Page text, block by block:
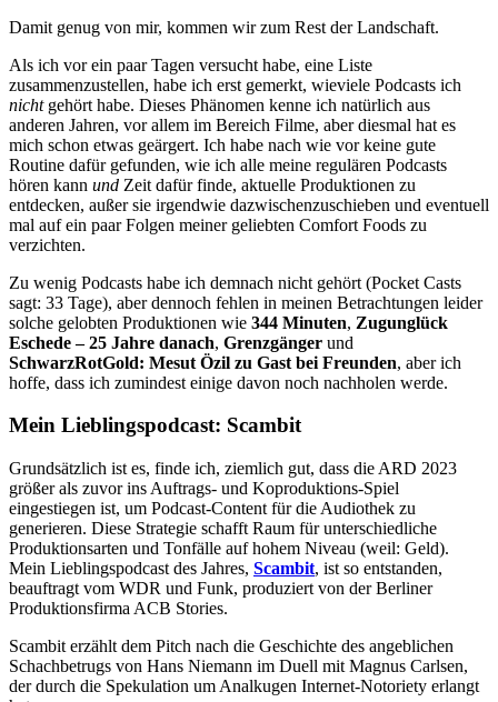
Damit genug von mir, kommen wir zum Rest der Landschaft.
Als ich vor ein paar Tagen versucht habe, eine Liste
zusammenzustellen, habe ich erst gemerkt, wieviele Podcasts ich
nichtgehört habe. Dieses Phänomen kenne ich natürlich aus
anderen Jahren, vor allem im Bereich Filme, aber diesmal hat es
mich schon etwas geärgert. Ich habe nach wie vor keine gute
Routine dafür gefunden, wie ich alle meine regulären Podcasts
hören kann und Zeit dafür finde, aktuelle Produktionen zu
entdecken, außer sie irgendwie dazwischenzuschieben und eventuell
mal auf ein paar Folgen meiner geliebten Comfort Foods zu
verzichten.
Zu wenig Podcasts habe ich demnach nicht gehört (Pocket Casts
sagt: 33 Tage), aber dennoch fehlen in meinen Betrachtungen leider
solche gelobten Produktionen wie 344 Minuten, Zugunglück
Eschede – 25 Jahre danach, Grenzgänger und
SchwarzRotGold: Mesut Özil zu Gast bei Freunden, aber ich
hoffe, dass ich zumindest einige davon noch nachholen werde.
Mein Lieblingspodcast: Scambit
Grundsätzlich ist es, finde ich, ziemlich gut, dass die ARD 2023
größer als zuvor ins Auftrags- und Koproduktions-Spiel
eingestiegen ist, um Podcast-Content für die Audiothek zu
generieren. Diese Strategie schafft Raum für unterschiedliche
Produktionsarten und Tonfälle auf hohem Niveau (weil: Geld).
Mein Lieblingspodcast des Jahres, Scambit, ist so entstanden,
beauftragt vom WDR und Funk, produziert von der Berliner
Produktionsfirma ACB Stories.
Scambit erzählt dem Pitch nach die Geschichte des angeblichen
Schachbetrugs von Hans Niemann im Duell mit Magnus Carlsen,
der durch die Spekulation um Analkugen Internet-Notoriety erlangt